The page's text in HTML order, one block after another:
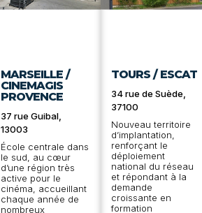
MARSEILLE /
CINEMAGIS
PROVENCE
37 rue Guibal,
13003
École centrale dans
le sud, au cœur
d’une région très
active pour le
cinéma, accueillant
chaque année de
nombreux
TOURS / ESCAT
34 rue de Suède,
37100
Nouveau territoire
d’implantation,
renforçant le
déploiement
national du réseau
et répondant à la
demande
croissante en
formation